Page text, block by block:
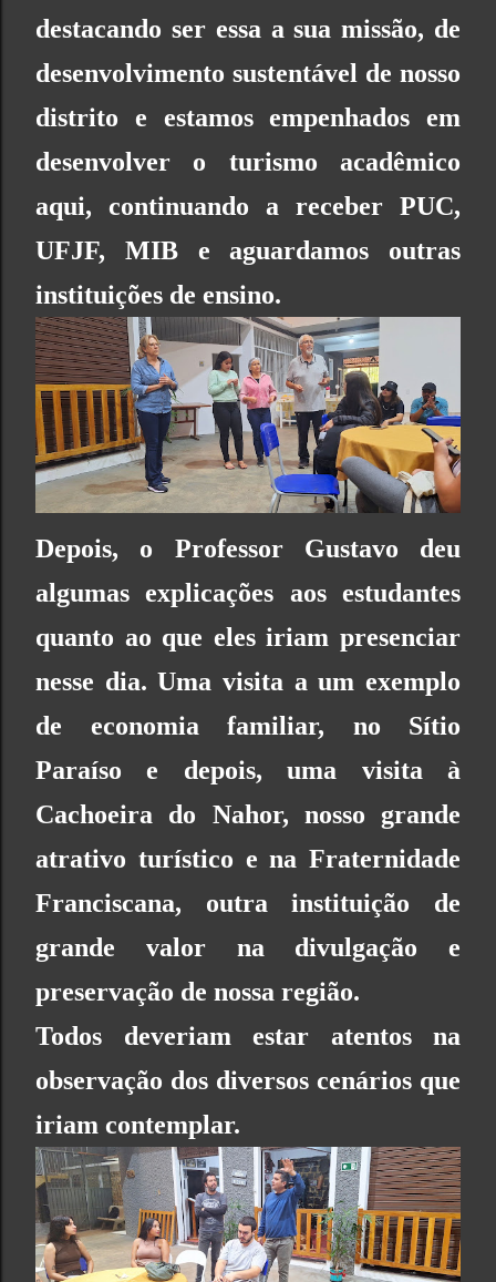
destacando ser essa a sua missão, de
desenvolvimento sustentável de nosso
distrito e estamos empenhados em
desenvolver o turismo acadêmico
aqui, continuando a receber PUC,
UFJF, MIB e aguardamos outras
instituições de ensino.
Depois, o Professor Gustavo deu
algumas explicações aos estudantes
quanto ao que eles iriam presenciar
nesse dia. Uma visita a um exemplo
de economia familiar, no Sítio
Paraíso e depois, uma visita à
Cachoeira do Nahor, nosso grande
atrativo turístico e na Fraternidade
Franciscana, outra instituição de
grande valor na divulgação e
preservação de nossa região.
Todos deveriam estar atentos na
observação dos diversos cenários que
iriam contemplar.